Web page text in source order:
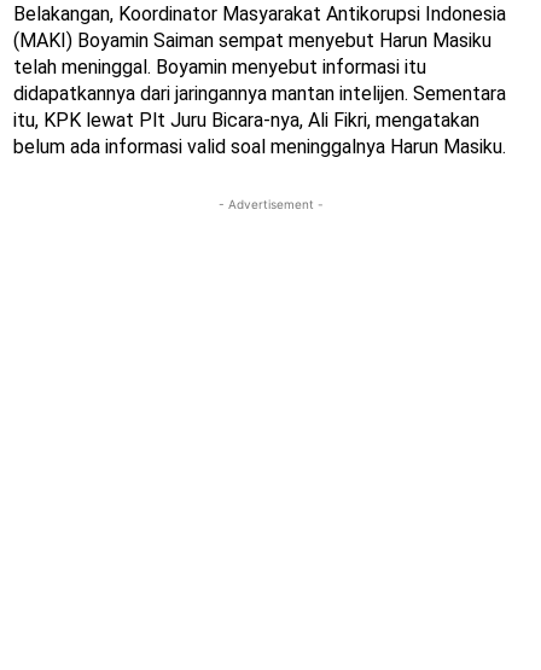
Belakangan, Koordinator Masyarakat Antikorupsi Indonesia
(MAKI) Boyamin Saiman sempat menyebut Harun Masiku
telah meninggal. Boyamin menyebut informasi itu
didapatkannya dari jaringannya mantan intelijen. Sementara
itu, KPK lewat Plt Juru Bicara-nya, Ali Fikri, mengatakan
belum ada informasi valid soal meninggalnya Harun Masiku.
- Advertisement -